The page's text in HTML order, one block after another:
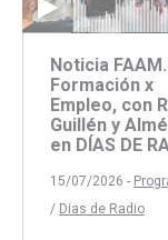
Noticia
Formación x
Empleo, con
Guillén y
en DÍAS DE
15/07/2026 -
/ Dias de Radio